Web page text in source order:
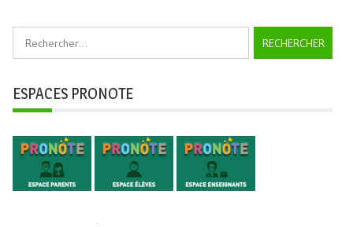
Rechercher :
ESPACES PRONOTE